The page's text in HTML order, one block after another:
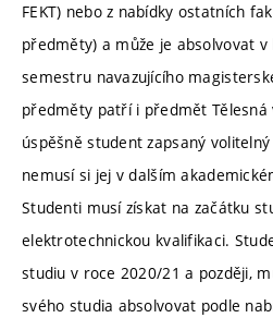
FEKT) nebo z nabídky ostatních
předměty) a může je absolvovat
semestru navazujícího
předměty patří i předmět Tělesná
úspěšně student zapsaný
nemusí si jej v dalším
Studenti musí získat na začátku
elektrotechnickou kvalifikaci.
studiu v roce 2020/21 a později,
svého studia absolvovat podle